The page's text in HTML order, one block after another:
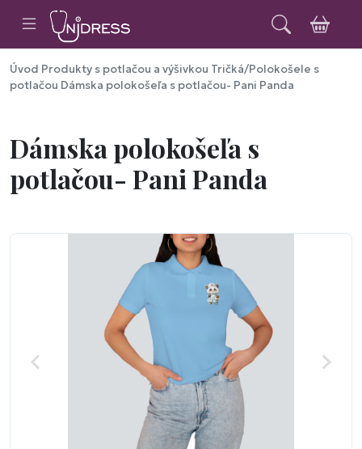
Úvod Produkty s potlačou a výšivkou Tričká/Polokošele s
potlačou Dámska polokošeľa s potlačou- Pani Panda
Dámska polokošeľa s
potlačou- Pani Panda